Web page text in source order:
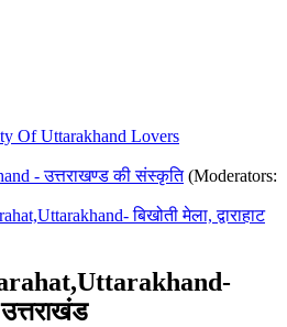
Of Uttarakhand Lovers
- उत्तराखण्ड की संस्कृति (Moderators:
बिखोती मेला, द्वाराहाट
उत्तराखंड